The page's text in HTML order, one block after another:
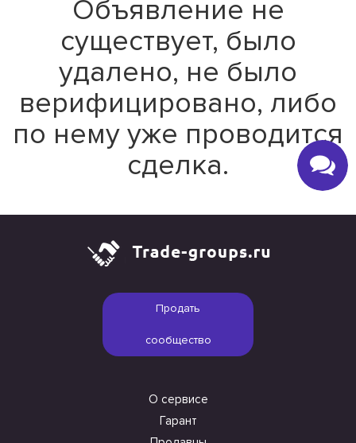
Объявление не
существует, было
удалено, не было
верифицировано, либо
по нему уже проводится
сделка.
Продать
сообщество
О сервисе
Гарант